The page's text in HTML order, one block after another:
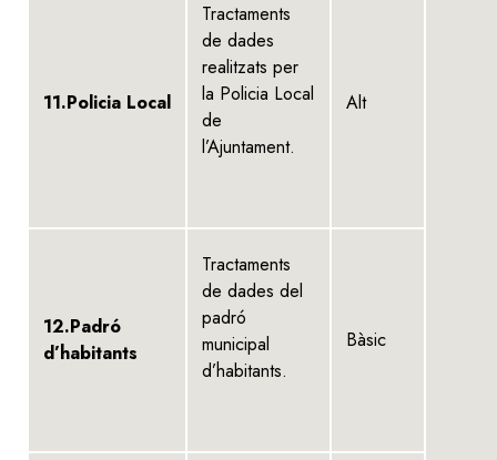
11.Policia Local
Tractaments
de dades
realitzats per
la Policia Local
de
l’Ajuntament.
Alt
12.Padró
d’habitants
Tractaments
de dades del
padró
municipal
d’habitants.
Bàsic